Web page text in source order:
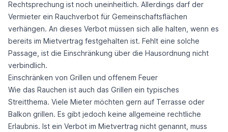
Rechtsprechung ist noch uneinheitlich. Allerdings darf der
Vermieter ein Rauchverbot für Gemeinschaftsflächen
verhängen. An dieses Verbot müssen sich alle halten, wenn es
bereits im Mietvertrag festgehalten ist. Fehlt eine solche
Passage, ist die Einschränkung über die Hausordnung nicht
verbindlich.
Einschränken von Grillen und offenem Feuer
Wie das Rauchen ist auch das Grillen ein typisches
Streitthema. Viele Mieter möchten gern auf Terrasse oder
Balkon grillen. Es gibt jedoch keine allgemeine rechtliche
Erlaubnis. Ist ein Verbot im Mietvertrag nicht genannt, muss